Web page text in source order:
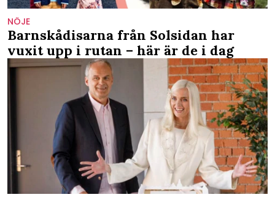
NÖJE
Barnskådisarna från Solsidan har
vuxit upp i rutan – här är de i dag